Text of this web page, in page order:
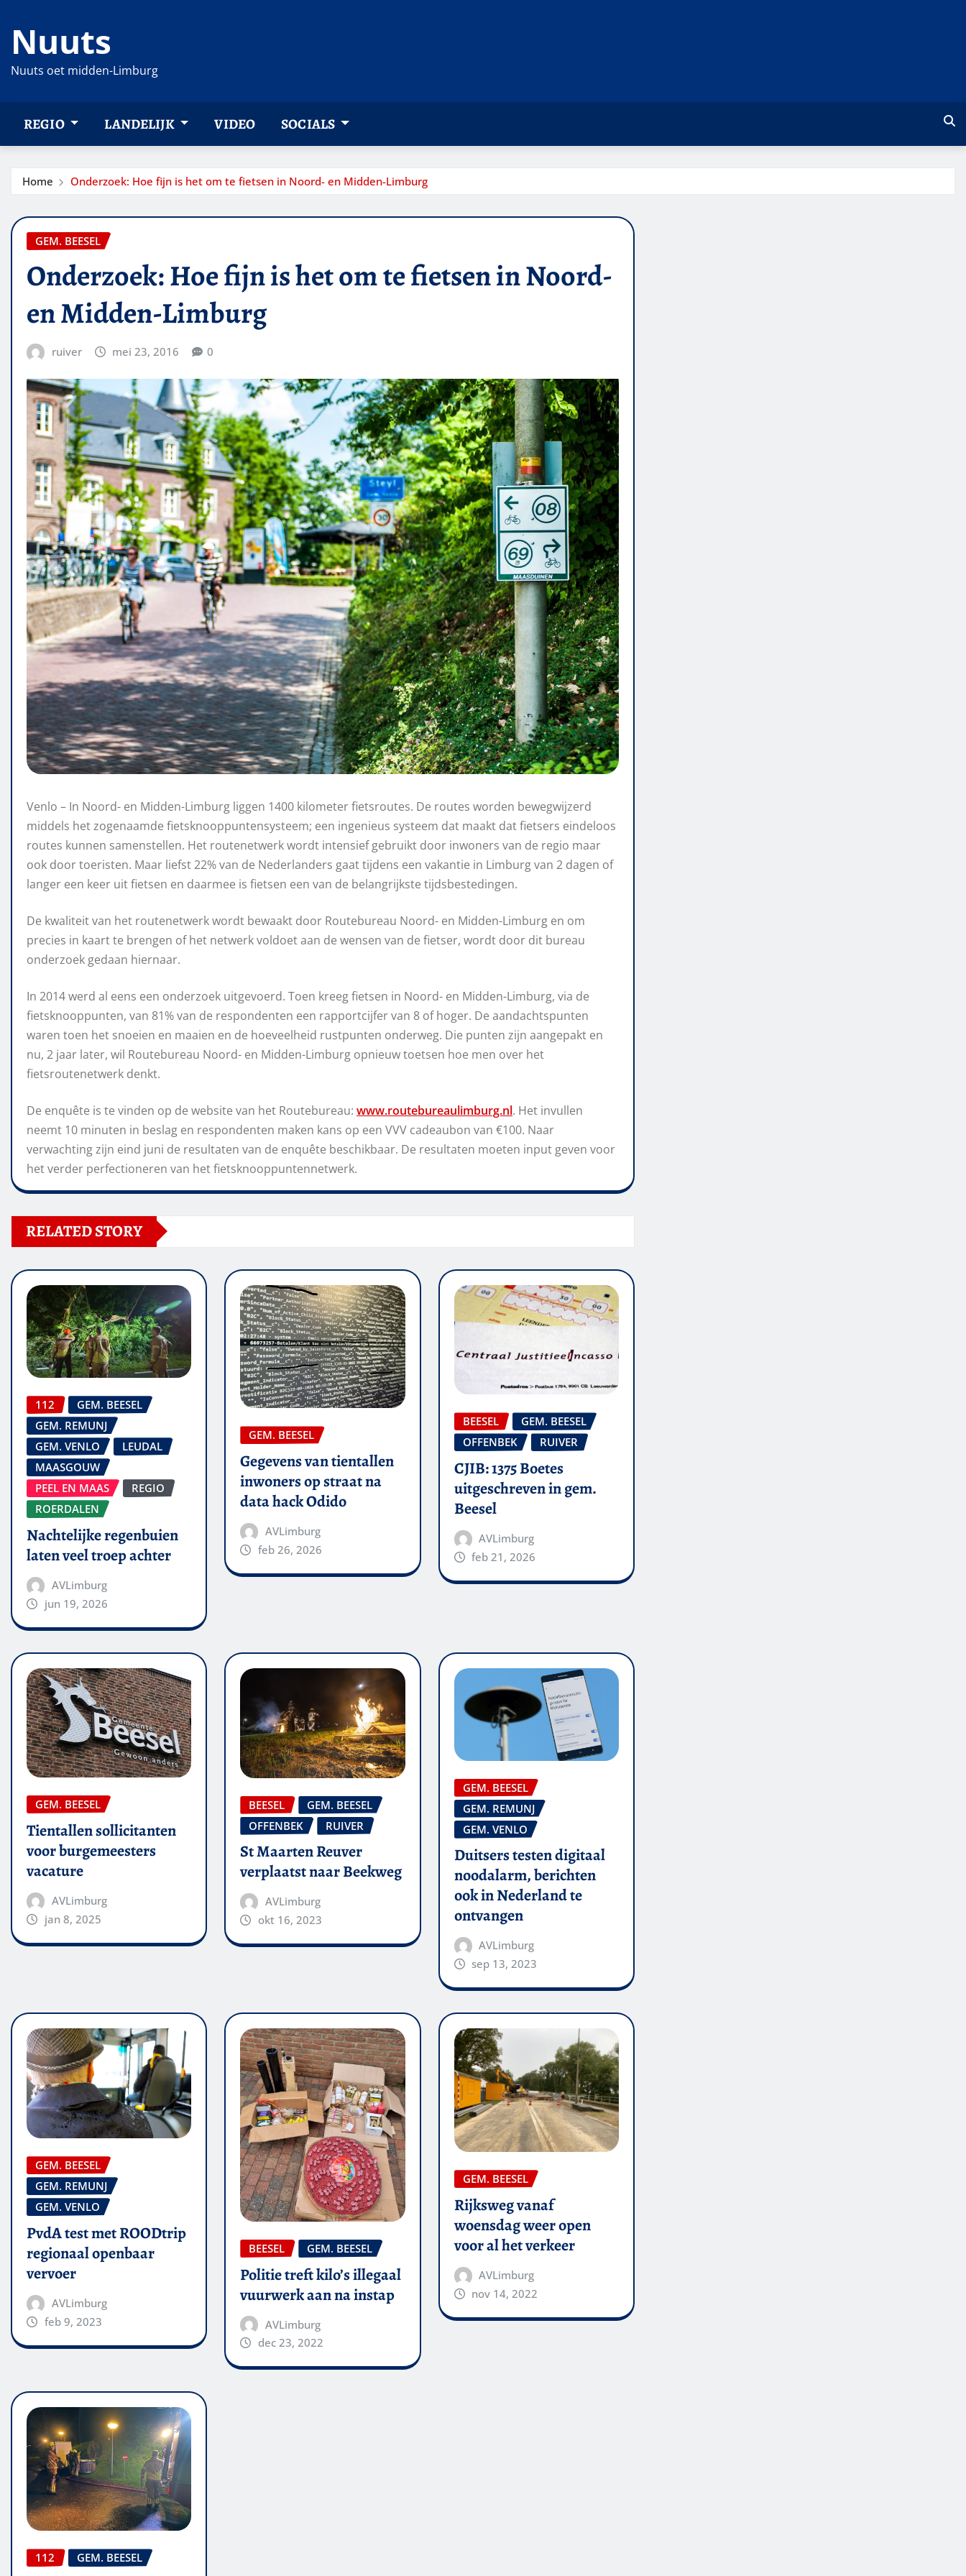
naar
inhoud
Nuuts
Nuuts oet midden-Limburg
REGIO LANDELIJK VIDEO SOCIALS
Home Onderzoek: Hoe fijn is het om te fietsen in Noord- en Midden-Limburg
GEM. BEESEL
Onderzoek: Hoe fijn is het om te fietsen in Noord-
en Midden-Limburg
ruiver mei 23, 2016 0
Venlo – In Noord- en Midden-Limburg liggen 1400 kilometer fietsroutes. De routes worden bewegwijzerd
middels het zogenaamde fietsknooppuntensysteem; een ingenieus systeem dat maakt dat fietsers eindeloos
routes kunnen samenstellen. Het routenetwerk wordt intensief gebruikt door inwoners van de regio maar
ook door toeristen. Maar liefst 22% van de Nederlanders gaattijdens een vakantie in Limburgvan 2 dagen of
langer een keer uit fietsen en daarmee is fietsen een van de belangrijkste tijdsbestedingen.
De kwaliteit van het routenetwerk wordt bewaakt door Routebureau Noord- en Midden-Limburg en om
precies in kaart te brengen of het netwerk voldoet aan de wensen van de fietser, wordt door dit bureau
onderzoek gedaan hiernaar.
In 2014werd al eens een onderzoek uitgevoerd. Toen kreeg fietsen in Noord- en Midden-Limburg, via de
fietsknooppunten, van 81% van de respondenten een rapportcijfer van 8 of hoger. De aandachtspunten
waren toen het snoeien en maaien en de hoeveelheid rustpunten onderweg. Die punten zijn aangepakt en
nu, 2 jaar later, wil Routebureau Noord- en Midden-Limburg opnieuwtoetsen hoe men over het
fietsroutenetwerk denkt.
De enquête is te vinden op de website van het Routebureau: www.routebureaulimburg.nl. Het invullen
neemt 10 minuten in beslag en respondenten maken kans op een VVV cadeaubon van €100. Naar
verwachting zijn eind juni de resultaten van de enquête beschikbaar. De resultaten moeten input geven voor
het verder perfectioneren van het fietsknooppuntennetwerk.
RELATED STORY
112
GEM. BEESEL
GEM. REMUNJ
GEM. VENLO
LEUDAL
MAASGOUW
PEEL EN MAAS
REGIO
ROERDALEN
Nachtelijke regenbuien
laten veel troep achter
AVLimburg
jun 19, 2026
GEM. BEESEL
Gegevens van tientallen
inwoners op straat na
data hack Odido
AVLimburg
feb 26, 2026
BEESEL
GEM. BEESEL
OFFENBEK
RUIVER
CJIB: 1375 Boetes
uitgeschreven in gem.
Beesel
AVLimburg
feb 21, 2026
GEM. BEESEL
Tientallen sollicitanten
voor burgemeesters
vacature
AVLimburg
jan 8, 2025
BEESEL
GEM. BEESEL
OFFENBEK
RUIVER
St Maarten Reuver
verplaatst naar Beekweg
AVLimburg
okt 16, 2023
GEM. BEESEL
GEM. REMUNJ
GEM. VENLO
Duitsers testen digitaal
noodalarm, berichten
ook in Nederland te
ontvangen
AVLimburg
sep 13, 2023
GEM. BEESEL
GEM. REMUNJ
GEM. VENLO
PvdA test met ROODtrip
regionaal openbaar
vervoer
AVLimburg
feb 9, 2023
BEESEL GEM. BEESEL
Politie treft kilo’s illegaal
vuurwerk aan na instap
AVLimburg
dec 23, 2022
GEM. BEESEL
Rijksweg vanaf
woensdag weer open
voor al het verkeer
AVLimburg
nov 14, 2022
112 GEM. BEESEL